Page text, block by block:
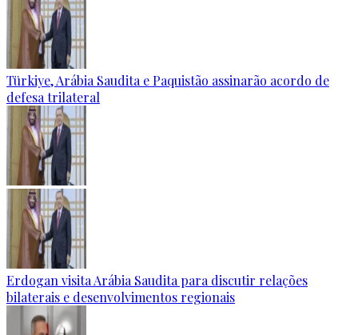
Türkiye, Arábia Saudita e Paquistão assinarão acordo de
defesa trilateral
Erdogan visita Arábia Saudita para discutir relações
bilaterais e desenvolvimentos regionais